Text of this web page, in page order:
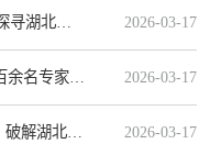
【湖北日报】百余专家聚首武汉 探寻湖北建成中部崛起战略支点“新密码” 2026-03-17
【长江云】聚焦“十五五”关键期 百余名专家学者为湖北建成支点献智 2026-03-17
【极目新闻】百余专家聚首江城！破解湖北建成中部崛起战略支点“新密码” 2026-03-17